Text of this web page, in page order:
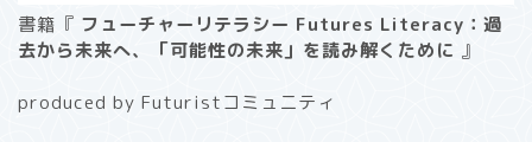
書籍『 フューチャーリテラシー Futures Literacy：過
去から未来へ、「可能性の未来」を読み解くために 』
produced by Futuristコミュニティ